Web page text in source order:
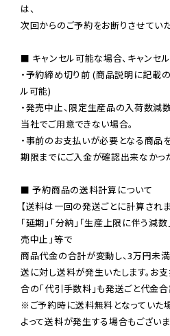
は、
次回からのご予約をお断りさせてい
■ キャンセル可能な場合、キャンセ
・予約締め切り前 (商品説明に記載
ル可能)
・発売中止、限定生産品の入荷数減
当社でご用意できない場合。
・事前のお支払いが必要となる商品
期限までにご入金が確認出来なかっ
■ 予約商品の送料計算について
【送料は一回の発送ごとに計算されま
「延期」「分納」「生産上限に伴う減
売中止」等で
商品代金の合計が変動し、3万円未
送に対し送料が発生いたします。お
※ご予約時に送料無料となっていた
よって送料が発生する場合もござい